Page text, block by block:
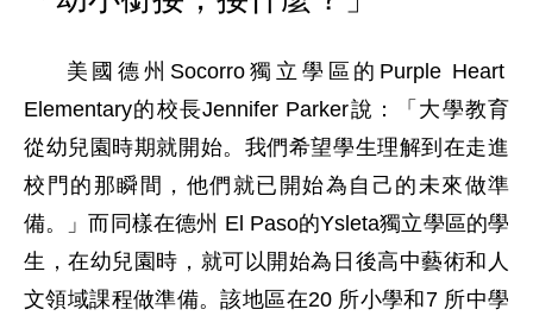
Elementary的校長Jennifer Parker說：「大學教育
從幼兒園時期就開始。我們希望學生理解到在走進
校門的那瞬間，他們就已開始為自己的未來做準
備。」而同樣在德州 El Paso的Ysleta獨立學區的學
生，在幼兒園時，就可以開始為日後高中藝術和人
文領域課程做準備。該地區在20 所小學和7 所中學